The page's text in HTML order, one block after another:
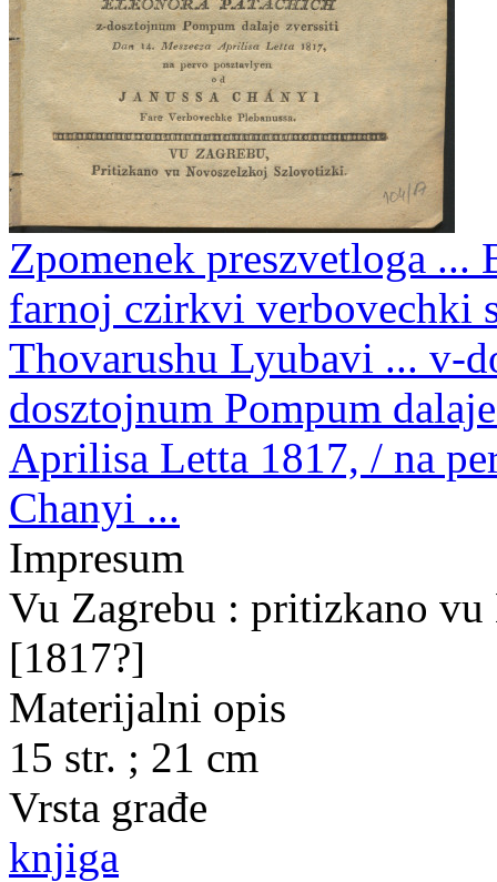
Zpomenek preszvetloga ...
farnoj czirkvi verbovechki
Thovarushu Lyubavi ... v-
dosztojnum Pompum
Aprilisa Letta 1817, / na
Chanyi ...
Impresum
Vu Zagrebu : pritizkano
[1817?]
Materijalni opis
15 str. ; 21 cm
Vrsta građe
knjiga